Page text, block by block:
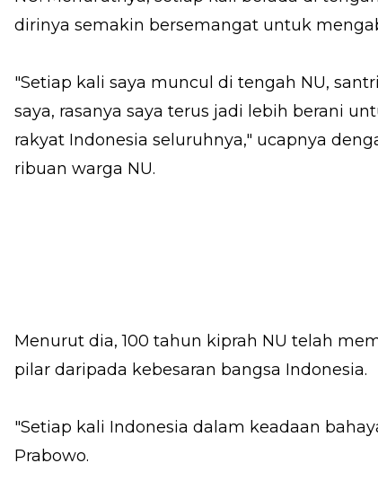
dirinya semakin bersemangat untuk
"Setiap kali saya muncul di tengah NU,
saya, rasanya saya terus jadi lebih berani
rakyat Indonesia seluruhnya," ucapnya
ribuan warga NU.
Menurut dia, 100 tahun kiprah NU telah
pilar daripada kebesaran bangsa Indonesia.
"Setiap kali Indonesia dalam keadaan
Prabowo.